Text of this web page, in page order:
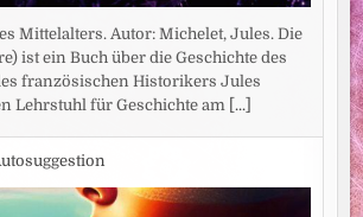
Mittelalters. Autor: Michelet, Jules. Die
ist ein Buch über die Geschichte des
französischen Historikers Jules
Lehrstuhl für Geschichte am
[...]